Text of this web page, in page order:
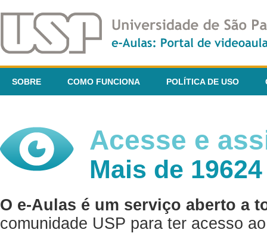
SOBRE COMO FUNCIONA POLÍTICA DE USO
Acesse e
Mais de
O e-Aulas é um serviço aberto a
comunidade USP para ter acesso